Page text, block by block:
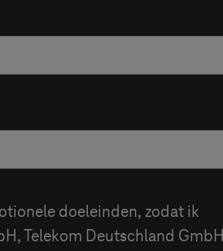
doeleinden, zodat ik
Telekom Deutschland GmbH